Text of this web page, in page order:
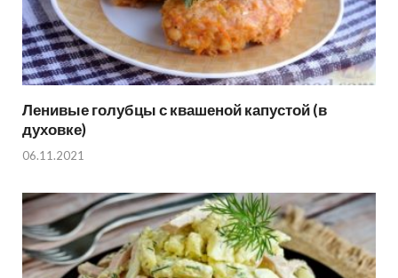
Ленивые голубцы с квашеной капустой (в
духовке)
06.11.2021